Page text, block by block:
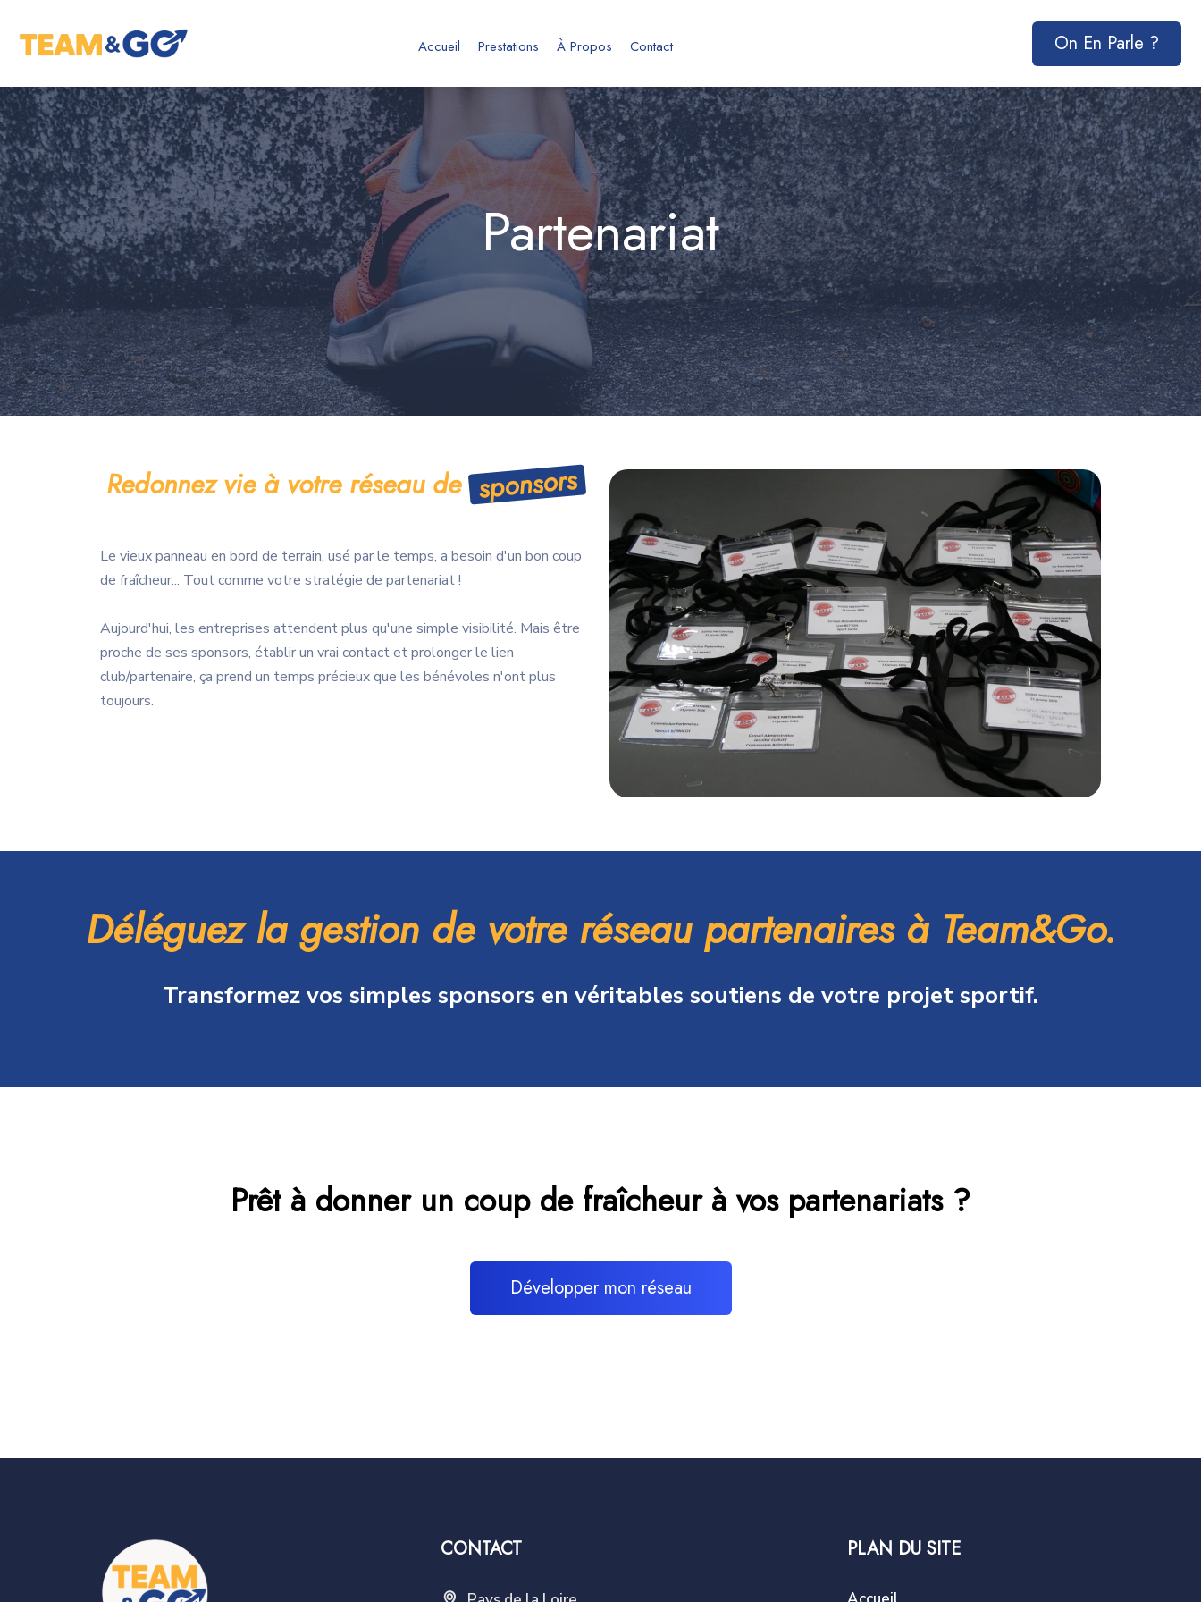
Accueil Prestations À Propos Contact On En Parle ?
Partenariat
Redonnez vie à votre réseau desponsors
Le vieux panneau en bord de terrain, usé par le temps, a besoin d'un bon coup
de fraîcheur... Tout comme votre stratégie de partenariat !
Aujourd'hui, les entreprises attendent plus qu'une simple visibilité. Mais être
proche de ses sponsors, établir un vrai contact et prolonger le lien
club/partenaire, ça prend un temps précieux que les bénévoles n'ont plus
toujours.
Déléguez la gestion de votre réseau partenaires à Team&Go.
Transformez vos simples sponsors en véritables soutiens de votre projet sportif.
Prêt à donner un coup de fraîcheur à vos partenariats ?
Développer mon réseau
CONTACT PLAN DU SITE